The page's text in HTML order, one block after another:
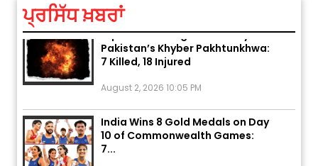
ਪ੍ਰਸਿੱਧ ਖ਼ਬਰਾਂExplosion During Peace Rally in
Pakistan’s Khyber Pakhtunkhwa:
7 Killed, 18 Injured
India Wins 8 Gold Medals on Day
10 of Commonwealth Games:
7...